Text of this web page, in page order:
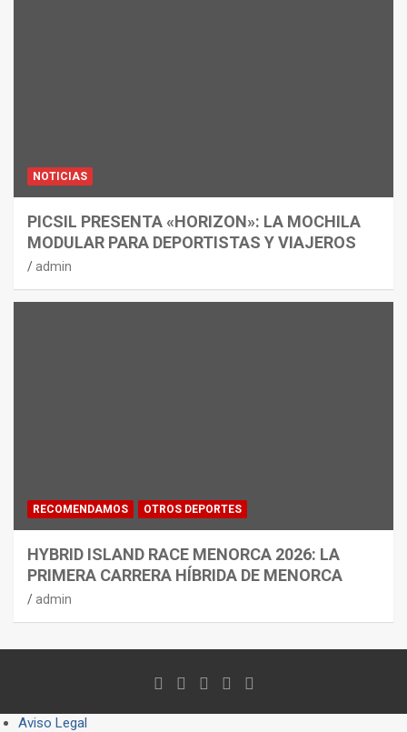
NOTICIAS
PICSIL PRESENTA «HORIZON»: LA MOCHILA
MODULAR PARA DEPORTISTAS Y VIAJEROS
admin
RECOMENDAMOS OTROS DEPORTES
HYBRID ISLAND RACE MENORCA 2026: LA
PRIMERA CARRERA HÍBRIDA DE MENORCA
admin
Aviso Legal